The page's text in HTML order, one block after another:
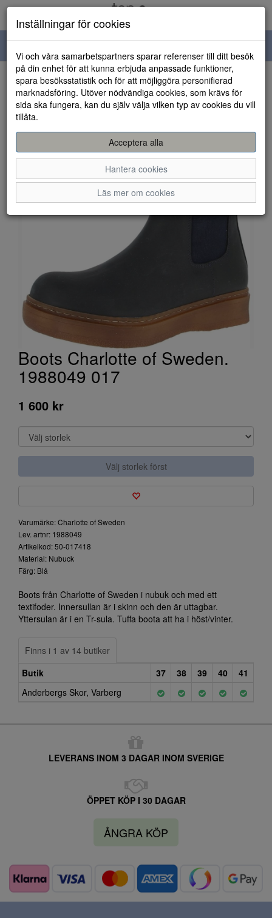
navigation
HEM
Boots Charlotte of Sweden.
1988049 017
1 600 kr
Välj storlek först
Varumärke: Charlotte of Sweden
Lev. artnr: 1988049
Artikelkod: 50-017418
Material: Nubuck
Färg: Blå
Boots från Charlotte of Sweden i nubuk och med ett
textifoder. Innersullan är i skinn och den är uttagbar.
Yttersulan är i en Tr-sula. Tuffa boota att ha i höst/vinter.
Finns i 1 av 14 butiker
Butik
37 38 39 40
41
Anderbergs Skor, Varberg
LEVERANS INOM 3 DAGAR INOM SVERIGE
ÖPPET KÖP I 30 DAGAR
ÅNGRA KÖP
Inställningar för cookies
Vi och våra samarbetspartners sparar referenser till ditt besök
på din enhet för att kunna erbjuda anpassade funktioner,
spara besöksstatistik och för att möjliggöra personifierad
marknadsföring. Utöver nödvändiga cookies, som krävs för
sida ska fungera, kan du själv välja vilken typ av cookies du vill
tillåta.
Acceptera alla
Hantera cookies
Läs mer om cookies